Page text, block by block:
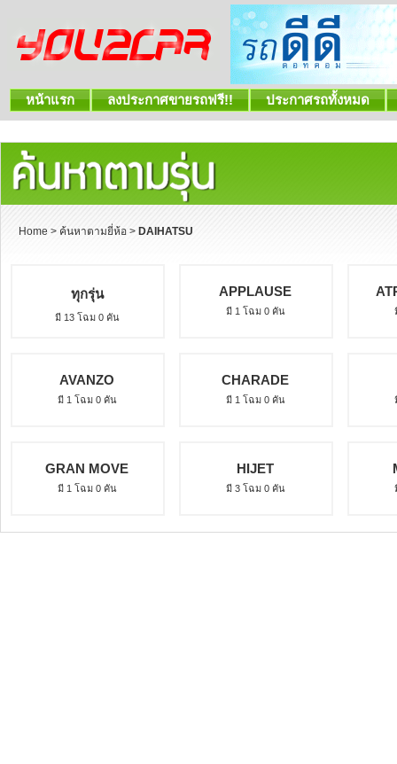
หน้าแรก ลงประกาศขายรถฟรี!! ประกาศรถทั้งหมด
Home > ค้นหาตามยี่ห้อ > DAIHATSU
ทุกรุ่น
มี 13 โฉม 0 คัน
APPLAUSE
มี 1 โฉม 0 คัน
AVANZO
มี 1 โฉม 0 คัน
CHARADE
มี 1 โฉม 0 คัน
GRAN MOVE
มี 1 โฉม 0 คัน
HIJET
มี 3 โฉม 0 คัน